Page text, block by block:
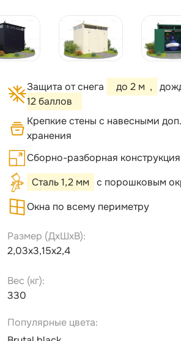
Защита от снега до 2 м ,
12 баллов
Крепкие стены с навесными
хранения
Сборно-разборная конструкция
Сталь 1,2 мм
с порошковым
Окна по всему периметру
Размер (ДxШxВ):
2,03х3,15х2,4
Вес (кг):
330
Популярные цвета: